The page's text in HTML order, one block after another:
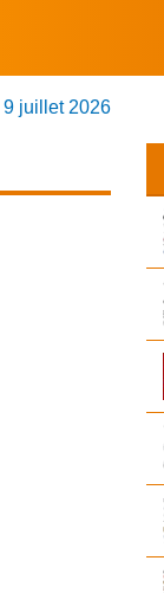
9 juillet 2026